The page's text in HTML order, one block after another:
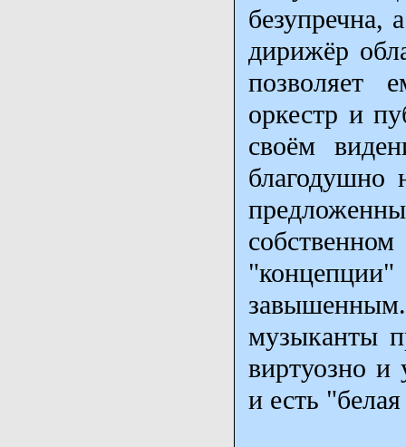
безупречна,
дирижёр
позволяет
оркестр и
своём
благодушно
музыканты
виртуозно и
и есть